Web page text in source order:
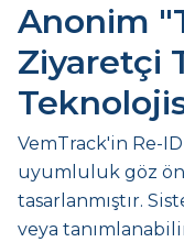
Anonim
Ziyaretçi
VemTrack'in Re-
uyumluluk göz
tasarlanmıştır.
veya